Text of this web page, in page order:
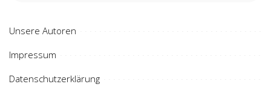
Unsere Autoren
Impressum
Datenschutzerklärung